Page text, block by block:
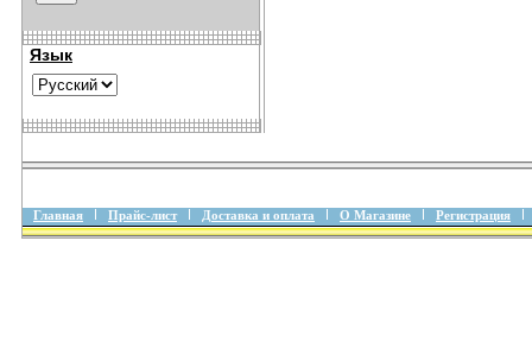
Язык
Главная Прайс-лист Доставка и оплата О Магазине Регистрация